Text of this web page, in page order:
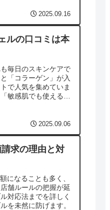
。それぞれの状況に
本記事では、そんな
早朝利用、和食や寿
で、利用シーンに応
2025.09.16
ルの口コミは本
毎日のスキンケアで
「コラーゲン」が入
で人気を集めていま
敏感肌でも使える
穴の黒ずみや角質の
ミ評価や効果、年代
徹底的に解説しま
2025.09.06
求の理由と対
になることも多く、
舗ルールの把握が延
対応法までを詳しく
を未然に防げます。